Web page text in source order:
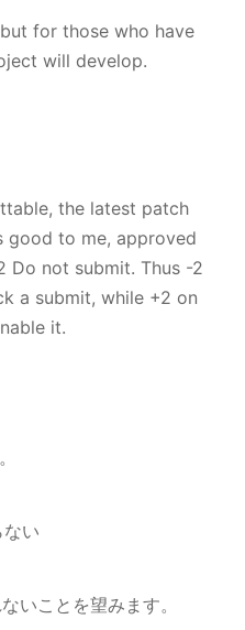
for those who have
will develop.
the latest patch
good to me, approved
Do not submit. Thus -2
a submit, while +2 on
it.
い
いことを望みます。